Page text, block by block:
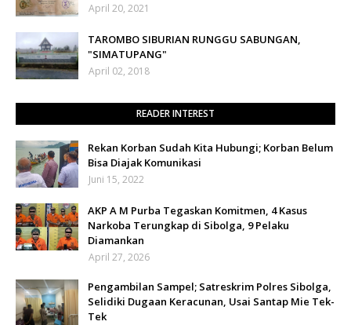
April 20, 2021
TAROMBO SIBURIAN RUNGGU SABUNGAN,
"SIMATUPANG"
April 02, 2018
READER INTEREST
Rekan Korban Sudah Kita Hubungi; Korban Belum
Bisa Diajak Komunikasi
Juni 15, 2022
AKP A M Purba Tegaskan Komitmen, 4 Kasus
Narkoba Terungkap di Sibolga, 9 Pelaku
Diamankan
April 27, 2026
Pengambilan Sampel; Satreskrim Polres Sibolga,
Selidiki Dugaan Keracunan, Usai Santap Mie Tek-
Tek